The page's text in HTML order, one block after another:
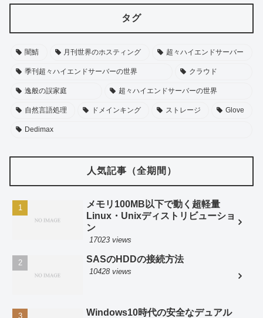
タグ
闇鯖 月刊世界のホスティング 超々ハイエンドサーバー
季刊超々ハイエンドサーバーの世界 クラウド
逸般の誤家庭 超々ハイエンドサーバーの世界
自然言語処理 ドメインキング ストレージ Glove
Dedimax
人気記事（全期間）
メモリ100MB以下で動く超軽量
Linux・Unixディストリビューショ
ン
17023 views
SASのHDDの接続方法
10428 views
Windows10時代の安全なデュアル